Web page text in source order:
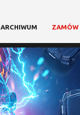
ARCHIWUM ZAMÓW